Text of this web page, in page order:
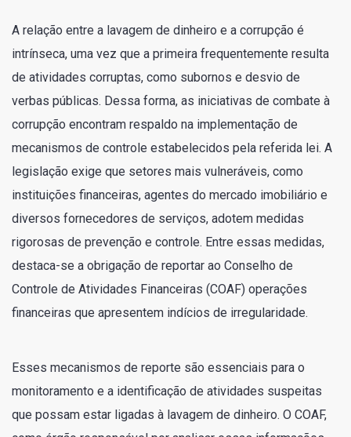
A relação entre a lavagem de dinheiro e a corrupção é
intrínseca, uma vez que a primeira frequentemente resulta
de atividades corruptas, como subornos e desvio de
verbas públicas. Dessa forma, as iniciativas de combate à
corrupção encontram respaldo na implementação de
mecanismos de controle estabelecidos pela referida lei. A
legislação exige que setores mais vulneráveis, como
instituições financeiras, agentes do mercado imobiliário e
diversos fornecedores de serviços, adotem medidas
rigorosas de prevenção e controle. Entre essas medidas,
destaca-se a obrigação de reportar ao Conselho de
Controle de Atividades Financeiras (COAF) operações
financeiras que apresentem indícios de irregularidade.
Esses mecanismos de reporte são essenciais para o
monitoramento e a identificação de atividades suspeitas
que possam estar ligadas à lavagem de dinheiro. O COAF,